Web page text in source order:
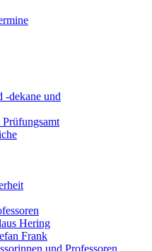
-dekane und
Prüfungsamt
Hering
Frank
und Professoren